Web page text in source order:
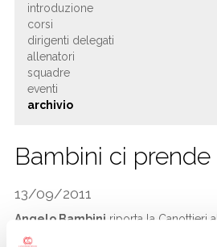
CANOA
TUFFI
NUOTO
TENNIS
CALCIO
introduzione
corsi
dirigenti delegati
allenatori
squadre
eventi
archivio
Bambini ci
13/09/2011
Angelo Bambini riporta la Canottieri
Desenzano. Il torneo gardesano è da